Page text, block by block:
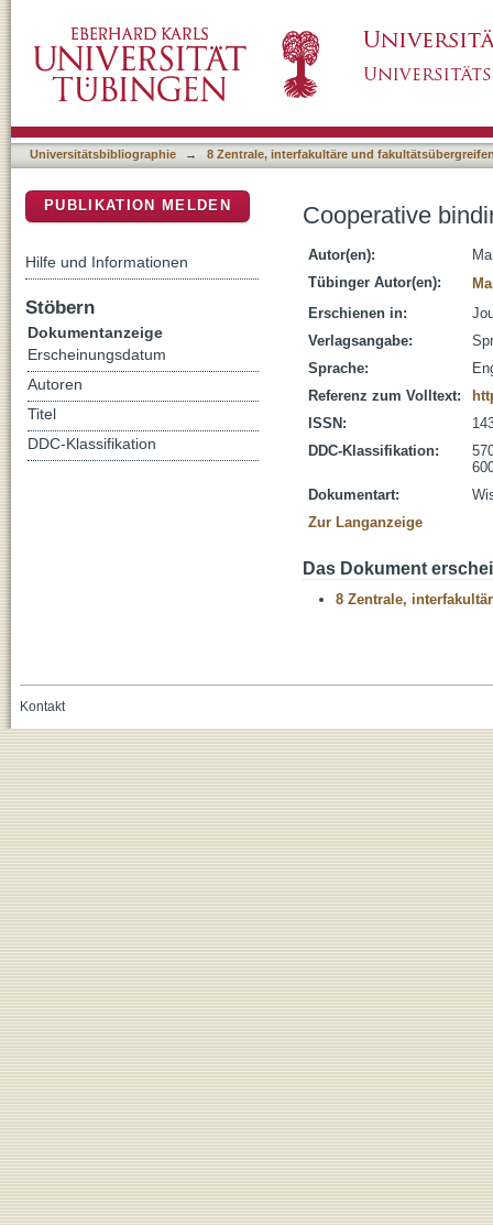
Universitätsbibliographie → 8 Zentrale, interfakultäre und
Cooperative
Autor(en):
Tübinger Autor(en):
Erschienen in:
Verlagsangabe:
Sprache:
Referenz zum Volltext:
ISSN:
DDC-Klassifikation:
Dokumentart:
Zur Langanzeige
Das Dokument
8 Zentrale,
PUBLIKATION MELDEN
Hilfe und Informationen
Stöbern
Dokumentanzeige
Erscheinungsdatum
Autoren
Titel
DDC-Klassifikation
Kontakt